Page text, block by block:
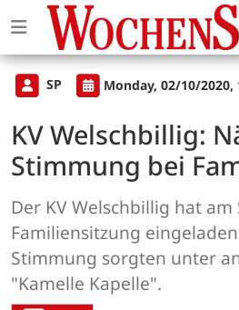
SP Monday, 02/10/2020,
KV Welschbillig:
Stimmung bei
Der KV Welschbillig hat
Familiensitzung
Stimmung sorgten unter
"Kamelle Kapelle".